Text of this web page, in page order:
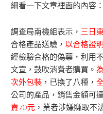
細看一下文章裡面的內容：
調查局南機組表示， 三日
合格產品送驗，以合格證
經檢驗合格的偽藥，利用
文宣，鼓吹消費者購買。
次外包裝 ，已換了八種，
公司的產品，銷售金額可
賣70元 ，業者涉嫌賺取不